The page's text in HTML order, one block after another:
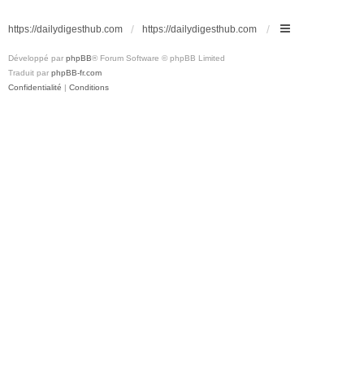
https://dailydigesthub.com https://dailydigesthub.com
Développé par phpBB® Forum Software © phpBB Limited
Traduit par phpBB-fr.com
Confidentialité | Conditions